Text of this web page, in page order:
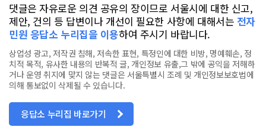
댓글은 자유로운 의견 공유의 장이므로 서울시에 대한 신고,
제안, 건의 등 답변이나 개선이 필요한 사항에 대해서는 전자
민원 응답소 누리집을 이용하여 주시기 바랍니다.
상업성 광고, 저작권 침해, 저속한 표현, 특정인에 대한 비방, 명예훼손, 정
치적 목적, 유사한 내용의 반복적 글, 개인정보 유출,그 밖에 공익을 저해하
거나 운영 취지에 맞지 않는 댓글은 서울특별시 조례 및 개인정보보호법에
의해 통보없이 삭제될 수 있습니다.
응답소 누리집 바로가기